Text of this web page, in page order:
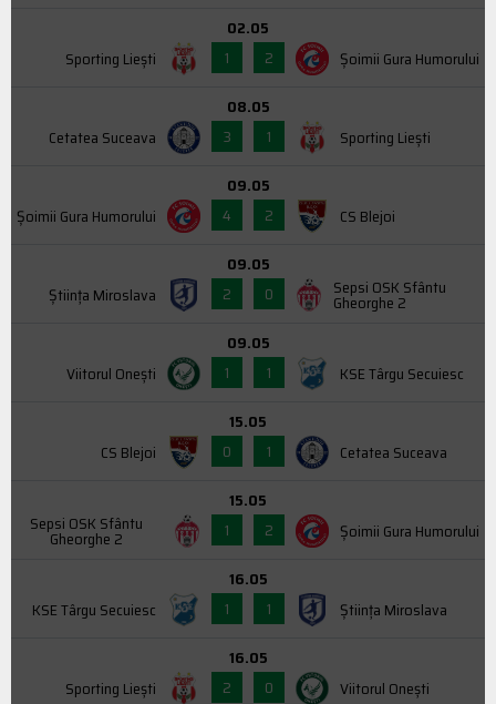
Sporting Liești
02.05
1
2 Şoimii Gura Humorului
Cetatea Suceava
08.05
3
1 Sporting Liești
Şoimii Gura Humorului
09.05
4
2 CS Blejoi
Știința Miroslava
09.05
2
0 Sepsi OSK Sfântu
Gheorghe 2
Viitorul Onești
09.05
1
1 KSE Târgu Secuiesc
CS Blejoi
15.05
0
1 Cetatea Suceava
Sepsi OSK Sfântu
Gheorghe 2
15.05
1
2 Şoimii Gura Humorului
KSE Târgu Secuiesc
16.05
1
1 Știința Miroslava
Sporting Liești
16.05
2
0 Viitorul Onești